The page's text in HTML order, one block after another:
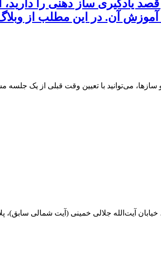
یادگیری ساز دهنی را
آن. در این مطلب از وبلاگ
می‌توانید با تعیین وقت قبلی از یک جلسه
جلالی خمینی (آیت شمالی سابق)، پلاک ۸۵۶، ساختمان نارستان،